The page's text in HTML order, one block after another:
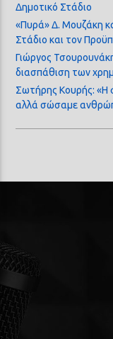
Δημοτικό Στάδιο
«Πυρά» Δ. Μουζάκη
Στάδιο και τον
Γιώργος
διασπάθιση των
Σωτήρης Κουρής: «Η
αλλά σώσαμε